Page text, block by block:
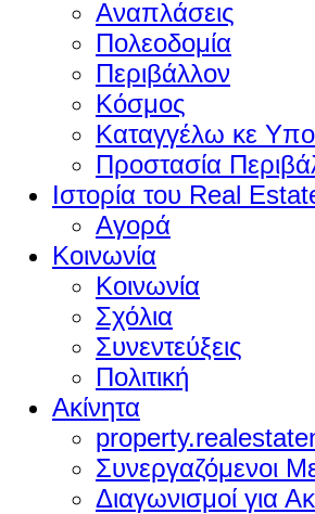
Αναπλάσεις
Πολεοδομία
Περιβάλλον
Κόσμος
Καταγγέλω κε
Προστασία
Ιστορία του Real
Αγορά
Κοινωνία
Κοινωνία
Σχόλια
Συνεντεύξεις
Πολιτική
Ακίνητα
Συνεργαζόμενοι
Διαγωνισμοί για